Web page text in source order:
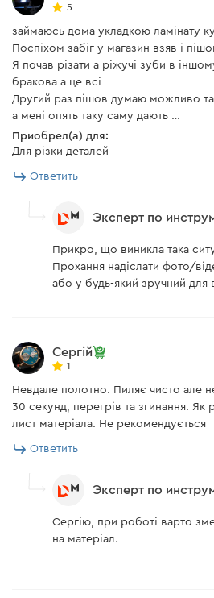
5
займаюсь дома укладкою ламінату
Поспіхом забіг у магазин взяв і
Я почав різати а ріжучі зуби в
бракова а це всі
Другий раз пішов думаю можливо
а мені опять таку саму дають …
Приобрел(а) для:
Для різки деталей
Ответить
Эксперт по
Прикро, що виникла така
Прохання надіслати фото/
або у будь-який зручний
Сергій
1
Невдале полотно. Пиляє чисто але
30 секунд, перегрів та згинання. Як
лист матеріала. Не рекомендується
Ответить
Эксперт по
Сергію, при роботі варто
на матеріал.